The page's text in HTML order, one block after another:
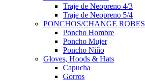
Traje de Neopreno 4/3
Traje de Neopreno 5/4
PONCHOS/CHANGE ROBES
Poncho Hombre
Poncho Mujer
Poncho Niño
Gloves, Hoods & Hats
Capucha
Gorros